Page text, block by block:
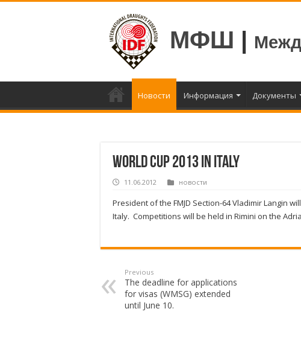
МФШ |
Новости Информация Документы
World Cup 2013 in Italy
11.06.2012 новости
President of the FMJD Section-64 Vladimir Langin
Italy. Competitions will be held in Rimini on the
Previous
The deadline for applications
for visas (WMSG) extended
until June 10.